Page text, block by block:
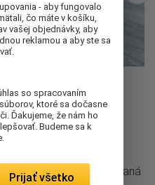
Táto konštrukcia
Je tiež hojne využívaná
- aby fungovalo
čo máte v košíku,
vašej objednávky, aby
reklamou a aby ste sa
so spracovaním
ktoré sa dočasne
Ďakujeme, že nám ho
Budeme sa k
Prijať všetko